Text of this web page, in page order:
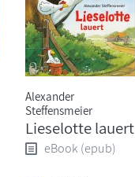
Alexander
Steffensmeier
Lieselotte lauert
eBook (epub)